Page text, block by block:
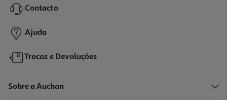
829,99 €
Contacto
Ajuda
Trocas e Devoluções
Sobre a Auchan